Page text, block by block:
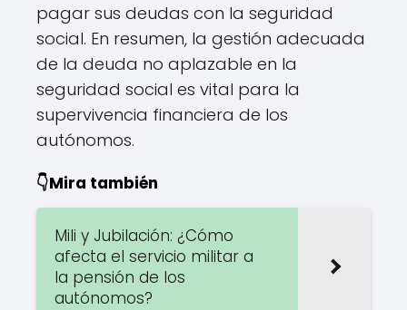
pagar sus deudas con la seguridad
social. En resumen, la gestión adecuada
de la deuda no aplazable en la
seguridad social es vital para la
supervivencia financiera de los
autónomos.
👇Mira también
Mili y Jubilación: ¿Cómo
afecta el servicio militar a
la pensión de los
autónomos?